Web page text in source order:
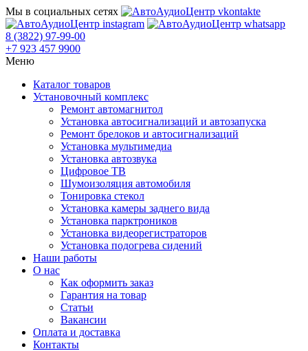
Мы в социальных сетях
8 (3822) 97-99-00
+7 923 457 9900
Меню
Каталог товаров
Установочный комплекс
Ремонт автомагнитол
Установка автосигнализаций и автозапуска
Ремонт брелоков и автосигнализаций
Установка мультимедиа
Установка автозвука
Цифровое ТВ
Шумоизоляция автомобиля
Тонировка стекол
Установка камеры заднего вида
Установка парктроников
Установка видеорегистраторов
Установка подогрева сидений
Наши работы
О нас
Как оформить заказ
Гарантия на товар
Статьи
Вакансии
Оплата и доставка
Контакты